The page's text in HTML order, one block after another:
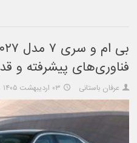
فناوری‌های پیشرفته و
عرفان باستانی ۰۳ اردیبهشت ۱۴۰۵ ساعت ۱۹:۵۴